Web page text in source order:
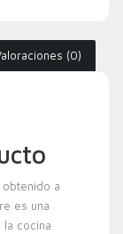
(0)
a
es una
la cocina